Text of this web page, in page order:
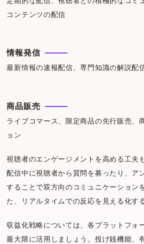
コンテンツの配信
情報発信
最新情報の速報配信、専門知識の解説配
商品販売
ライブコマース、限定商品の先行販売、
ョン
視聴者のエンゲージメントを高める工夫
配信中に視聴者から質問を募ったり、ア
することで双方向のコミュニケーション
た、リアルタイムでの反応を見える化す
収益化戦略については、各プラットフォ
最大限に活用しましょう。投げ銭機能、